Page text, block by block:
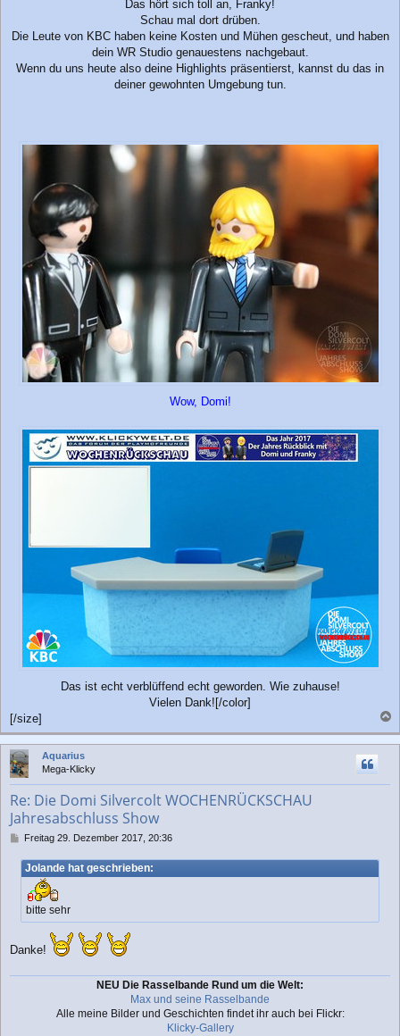
Das hört sich toll an, Franky!
Schau mal dort drüben.
Die Leute von KBC haben keine Kosten und Mühen gescheut, und haben
dein WR Studio genauestens nachgebaut.
Wenn du uns heute also deine Highlights präsentierst, kannst du das in
deiner gewohnten Umgebung tun.
Wow, Domi!
Das ist echt verblüffend echt geworden. Wie zuhause!
Vielen Dank![/color]
[/size]
a
c
Aquarius
Mega-Klicky
Re: Die Domi Silvercolt WOCHENRÜCKSCHAU
Jahresabschluss Show
B
i
t
Freitag 29. Dezember 2017, 20:36
Jolande hat geschrieben:
bitte sehr
Danke!
NEU Die Rasselbande Rund um die Welt:
Max und seine Rasselbande
Alle meine Bilder und Geschichten findet ihr auch bei Flickr:
Klicky-Gallery